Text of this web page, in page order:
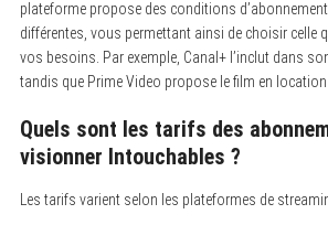
plateforme propose des conditions
différentes, vous permettant ainsi de choisir celle
vos besoins. Par exemple, Canal+ l’inclut dans
tandis que Prime Video propose le film en location
Quels sont les tarifs des
visionner Intouchables ?
Les tarifs varient selon les plateformes de
: